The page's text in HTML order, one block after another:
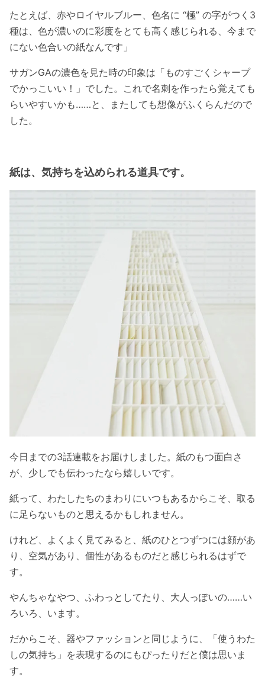
たとえば、赤やロイヤルブルー、色名に “極” の字がつく3
種は、色が濃いのに彩度をとても高く感じられる、今まで
にない色合いの紙なんです」
サガンGAの濃色を見た時の印象は「ものすごくシャープ
でかっこいい！」でした。これで名刺を作ったら覚えても
らいやすいかも……と、またしても想像がふくらんだので
した。
紙は、気持ちを込められる道具です。
今日までの3話連載をお届けしました。紙のもつ面白さ
が、少しでも伝わったなら嬉しいです。
紙って、わたしたちのまわりにいつもあるからこそ、取る
に足らないものと思えるかもしれません。
けれど、よくよく見てみると、紙のひとつずつには顔があ
り、空気があり、個性があるものだと感じられるはずで
す。
やんちゃなやつ、ふわっとしてたり、大人っぽいの……い
ろいろ、います。
だからこそ、器やファッションと同じように、「使うわた
しの気持ち」を表現するのにもぴったりだと僕は思いま
す。